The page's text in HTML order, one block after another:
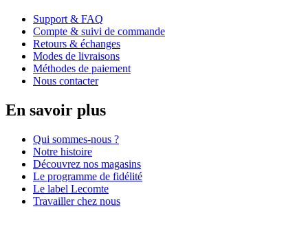
Support & FAQ
Compte & suivi de commande
Retours & échanges
Modes de livraisons
Méthodes de paiement
Nous contacter
En savoir plus
Qui sommes-nous ?
Notre histoire
Découvrez nos magasins
Le programme de fidélité
Le label Lecomte
Travailler chez nous